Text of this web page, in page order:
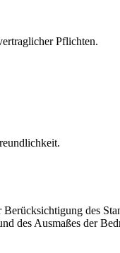
Pflichten.
des
des Ausmaßes der